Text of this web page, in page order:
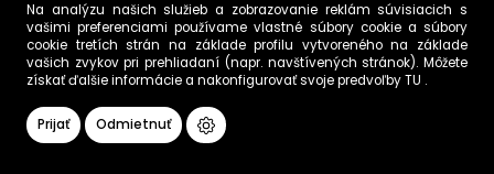
Na analýzu našich služieb a zobrazovanie reklám súvisiacich s
vašimi preferenciami používame vlastné súbory cookie a súbory
cookie tretích strán na základe profilu vytvoreného na základe
vašich zvykov pri prehliadaní (napr. navštívených stránok). Môžete
získať ďalšie informácie a nakonfigurovať svoje predvoľbyTU .
Prijať Odmietnuť
Arzuaga Crianza 2017
24,30 €